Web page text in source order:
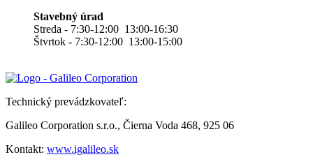
Stavebný úrad
Streda - 7:30-12:00 13:00-16:30
Štvrtok - 7:30-12:00 13:00-15:00
Technický prevádzkovateľ:
Galileo Corporation s.r.o., Čierna Voda 468, 925 06
Kontakt: www.igalileo.sk